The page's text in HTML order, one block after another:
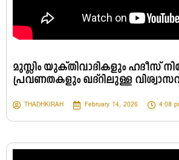
മുസ്ലിം യുക്തിവാദികളും ഹദീസ്
പ്രവണതകളും ഖദ്റിലുള്ള
THADHKIRAH February 14, 2026 4:08